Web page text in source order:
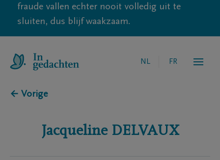
fraude vallen echter nooit volledig uit te
sluiten, dus blijf waakzaam.
NL FR
← Vorige
Jacqueline DELVAUX